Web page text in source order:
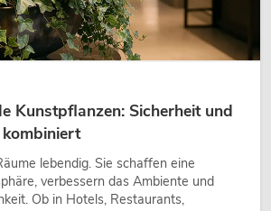
Kunstpflanzen: Sicherheit und
lebendig. Sie schaffen eine
verbessern das Ambiente und
Ob in Hotels, Restaurants,